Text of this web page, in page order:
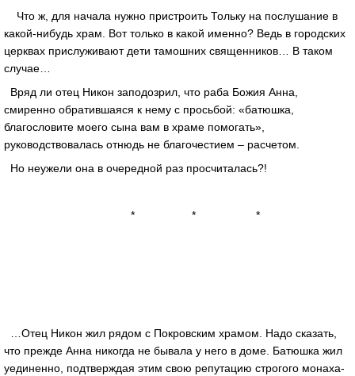
Что ж, для начала нужно пристроить Тольку на послушание в
какой-нибудь храм. Вот только в какой именно? Ведь в городских
церквах прислуживают дети тамошних священников… В таком
случае…
Вряд ли отец Никон заподозрил, что раба Божия Анна,
смиренно обратившаяся к нему с просьбой: «батюшка,
благословите моего сына вам в храме помогать»,
руководствовалась отнюдь не благочестием – расчетом.
Но неужели она в очередной раз просчиталась?!
* * *
…Отец Никон жил рядом с Покровским храмом. Надо сказать,
что прежде Анна никогда не бывала у него в доме. Батюшка жил
уединенно, подтверждая этим свою репутацию строгого монаха-